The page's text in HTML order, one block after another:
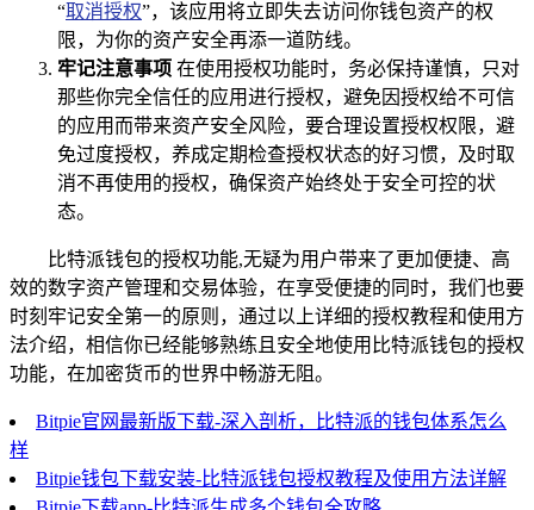
“取消授权”，该应用将立即失去访问你钱包资产的权
限，为你的资产安全再添一道防线。
牢记注意事项 在使用授权功能时，务必保持谨慎，只对
那些你完全信任的应用进行授权，避免因授权给不可信
的应用而带来资产安全风险，要合理设置授权权限，避
免过度授权，养成定期检查授权状态的好习惯，及时取
消不再使用的授权，确保资产始终处于安全可控的状
态。
比特派钱包的授权功能,无疑为用户带来了更加便捷、高
效的数字资产管理和交易体验，在享受便捷的同时，我们也要
时刻牢记安全第一的原则，通过以上详细的授权教程和使用方
法介绍，相信你已经能够熟练且安全地使用比特派钱包的授权
功能，在加密货币的世界中畅游无阻。
Bitpie官网最新版下载-深入剖析，比特派的钱包体系怎么
样
Bitpie钱包下载安装-比特派钱包授权教程及使用方法详解